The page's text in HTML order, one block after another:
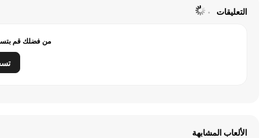
التعليقات
من فضلك قم
الألعاب المشابهة